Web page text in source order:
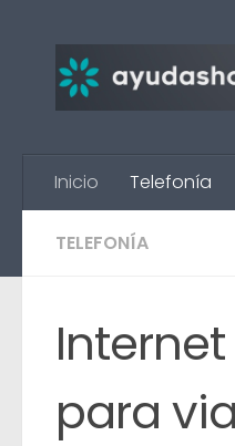
Inicio Telefonía
TELEFONÍA
Internet
para